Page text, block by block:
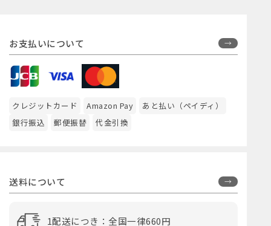
お支払いについて
クレジットカード Amazon Pay
あと払い（ペイディ）
銀行振込
郵便振替 代金引換
送料について
1配送につき：全国一律660円